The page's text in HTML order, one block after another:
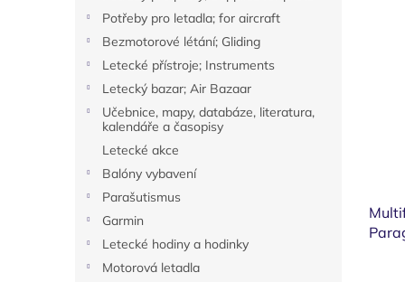
Potřeby pro letadla; for aircraft
Bezmotorové létání; Gliding
Letecké přístroje; Instruments
Letecký bazar; Air Bazaar
Učebnice, mapy, databáze, literatura,
kalendáře a časopisy
Letecké akce
Balóny vybavení
Parašutismus
Garmin
Letecké hodiny a hodinky
Motorová letadla